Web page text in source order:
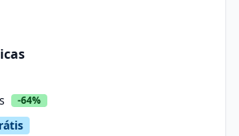
-64%